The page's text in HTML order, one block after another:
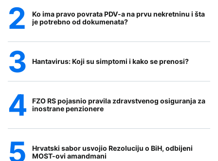
Ko ima pravo povrata PDV-a na prvu nekretninu i šta
je potrebno od dokumenata?
Hantavirus: Koji su simptomi i kako se prenosi?
FZO RS pojasnio pravila zdravstvenog osiguranja za
inostrane penzionere
Hrvatski sabor usvojio Rezoluciju o BiH, odbijeni
MOST-ovi amandmani